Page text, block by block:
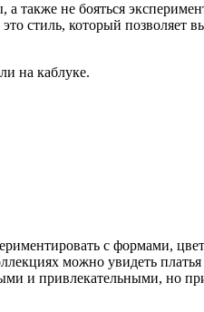
также не бояться
стиль, который позволяет
на каблуке.
с формами,
можно увидеть
и привлекательными, но